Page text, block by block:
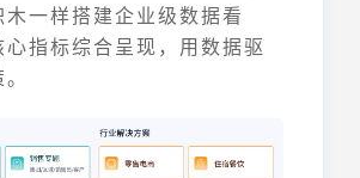
一样搭建企业级数据看
指标综合呈现，用数据驱